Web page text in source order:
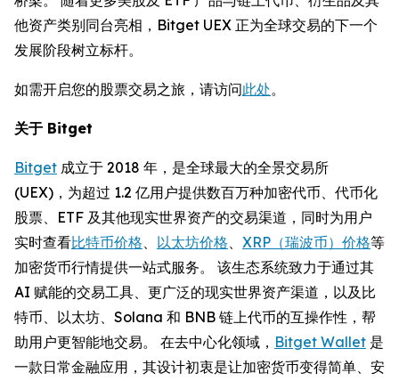
他资产类别同台亮相，Bitget UEX 正为全球交易的下一个
发展阶段树立标杆。
如需开启您的股票交易之旅，请访问此处。
关于 Bitget
Bitget 成立于 2018 年，是全球最大的全景交易所
(UEX)，为超过 1.2 亿用户提供数百万种加密代币、代币化
股票、ETF 及其他现实世界资产的交易渠道，同时为用户
实时查看比特币价格 以太坊价格 XRP（瑞波币）价格等
加密货币行情提供一站式服务。 该生态系统致力于通过其
AI 赋能的交易工具、更广泛的现实世界资产渠道，以及比
特币、以太坊、Solana 和 BNB 链上代币的互操作性，帮
助用户更智能地交易。 在去中心化领域， Bitget Wallet 是
一款日常金融应用，其设计初衷是让加密货币变得简单、安